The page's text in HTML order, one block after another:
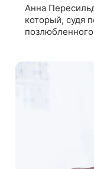
Анна
который, судя